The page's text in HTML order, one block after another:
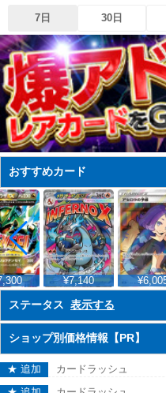
7日 30日
おすすめカード
¥7,140 ¥6,005
ステータス 表示する
ショップ別価格情報【PR】
★ 追加 カードラッシュ